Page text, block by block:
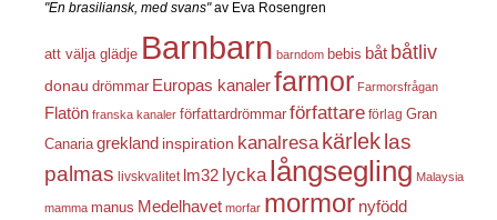
"En brasiliansk, med svans"av Eva Rosengren
att välja glädje Barnbarn barndom bebis båt båtliv
donau drömmar Europas kanalerfarmor Farmorsfrågan
Flatön franska kanaler författardrömmar författare förlag Gran
Canaria grekland inspiration kanalresa kärlek las
palmas livskvalitet lm32 lycka långsegling Malaysia
mamma manus Medelhavet morfar mormor nyfödd